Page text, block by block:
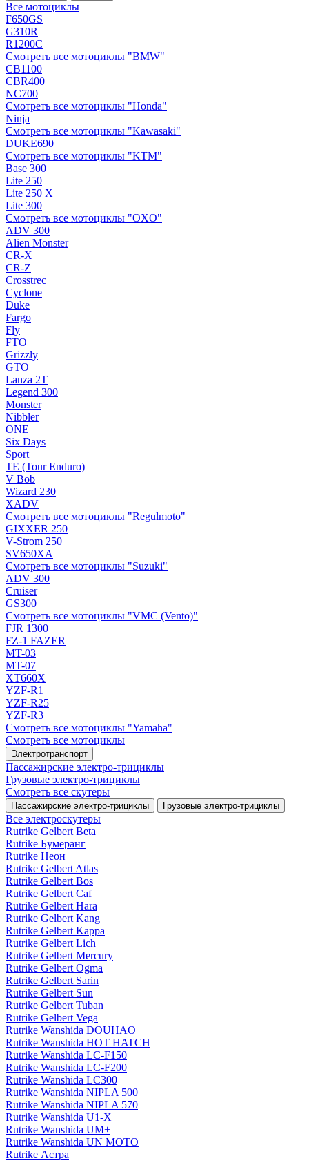
Все мотоциклы
F650GS
G310R
R1200C
Смотреть все мотоциклы "BMW"
CB1100
CBR400
NC700
Смотреть все мотоциклы "Honda"
Ninja
Смотреть все мотоциклы "Kawasaki"
DUKE690
Смотреть все мотоциклы "KTM"
Base 300
Lite 250
Lite 250 X
Lite 300
Смотреть все мотоциклы "OXO"
ADV 300
Alien Monster
CR-X
CR-Z
Crosstrec
Cyclone
Duke
Fargo
Fly
FTO
Grizzly
GTO
Lanza 2T
Legend 300
Monster
Nibbler
ONE
Six Days
Sport
TE (Tour Enduro)
V Bob
Wizard 230
XADV
Смотреть все мотоциклы "Regulmoto"
GIXXER 250
V-Strom 250
SV650XA
Смотреть все мотоциклы "Suzuki"
ADV 300
Cruiser
GS300
Смотреть все мотоциклы "VMC (Vento)"
FJR 1300
FZ-1 FAZER
MT-03
MT-07
XT660X
YZF-R1
YZF-R25
YZF-R3
Смотреть все мотоциклы "Yamaha"
Смотреть все мотоциклы
Электротранспорт
Пассажирские электро‑трициклы
Грузовые электро‑трициклы
Смотреть все скутеры
Пассажирские электро‑трициклы Грузовые электро‑трициклы
Все электро­скутеры
Rutrike Gelbert Beta
Rutrike Бумеранг
Rutrike Неон
Rutrike Gelbert Atlas
Rutrike Gelbert Bos
Rutrike Gelbert Caf
Rutrike Gelbert Hara
Rutrike Gelbert Kang
Rutrike Gelbert Kappa
Rutrike Gelbert Lich
Rutrike Gelbert Mercury
Rutrike Gelbert Ogma
Rutrike Gelbert Sarin
Rutrike Gelbert Sun
Rutrike Gelbert Tuban
Rutrike Gelbert Vega
Rutrike Wanshida DOUHAO
Rutrike Wanshida HOT HATCH
Rutrike Wanshida LC-F150
Rutrike Wanshida LC-F200
Rutrike Wanshida LC300
Rutrike Wanshida NIPLA 500
Rutrike Wanshida NIPLA 570
Rutrike Wanshida U1-X
Rutrike Wanshida UM+
Rutrike Wanshida UN MOTO
Rutrike Астра